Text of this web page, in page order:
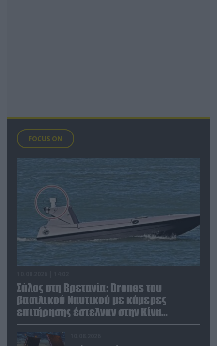
FOCUS ON
Σάλος στη Βρετανία: Drones του
βασιλικού Ναυτικού με κάμερες
επιτήρησης έστελναν στην Κίνα
απόρρητες πληροφορίες!